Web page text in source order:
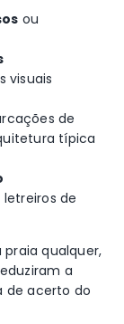
ou
visuais
de
típica
de
qualquer,
a
de acerto do